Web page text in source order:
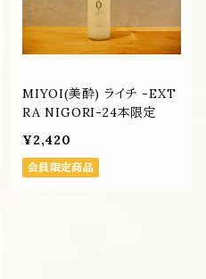
MIYOI(美酔) ライチ -EXT
RA NIGORI-24本限定
¥2,420
会員限定商品